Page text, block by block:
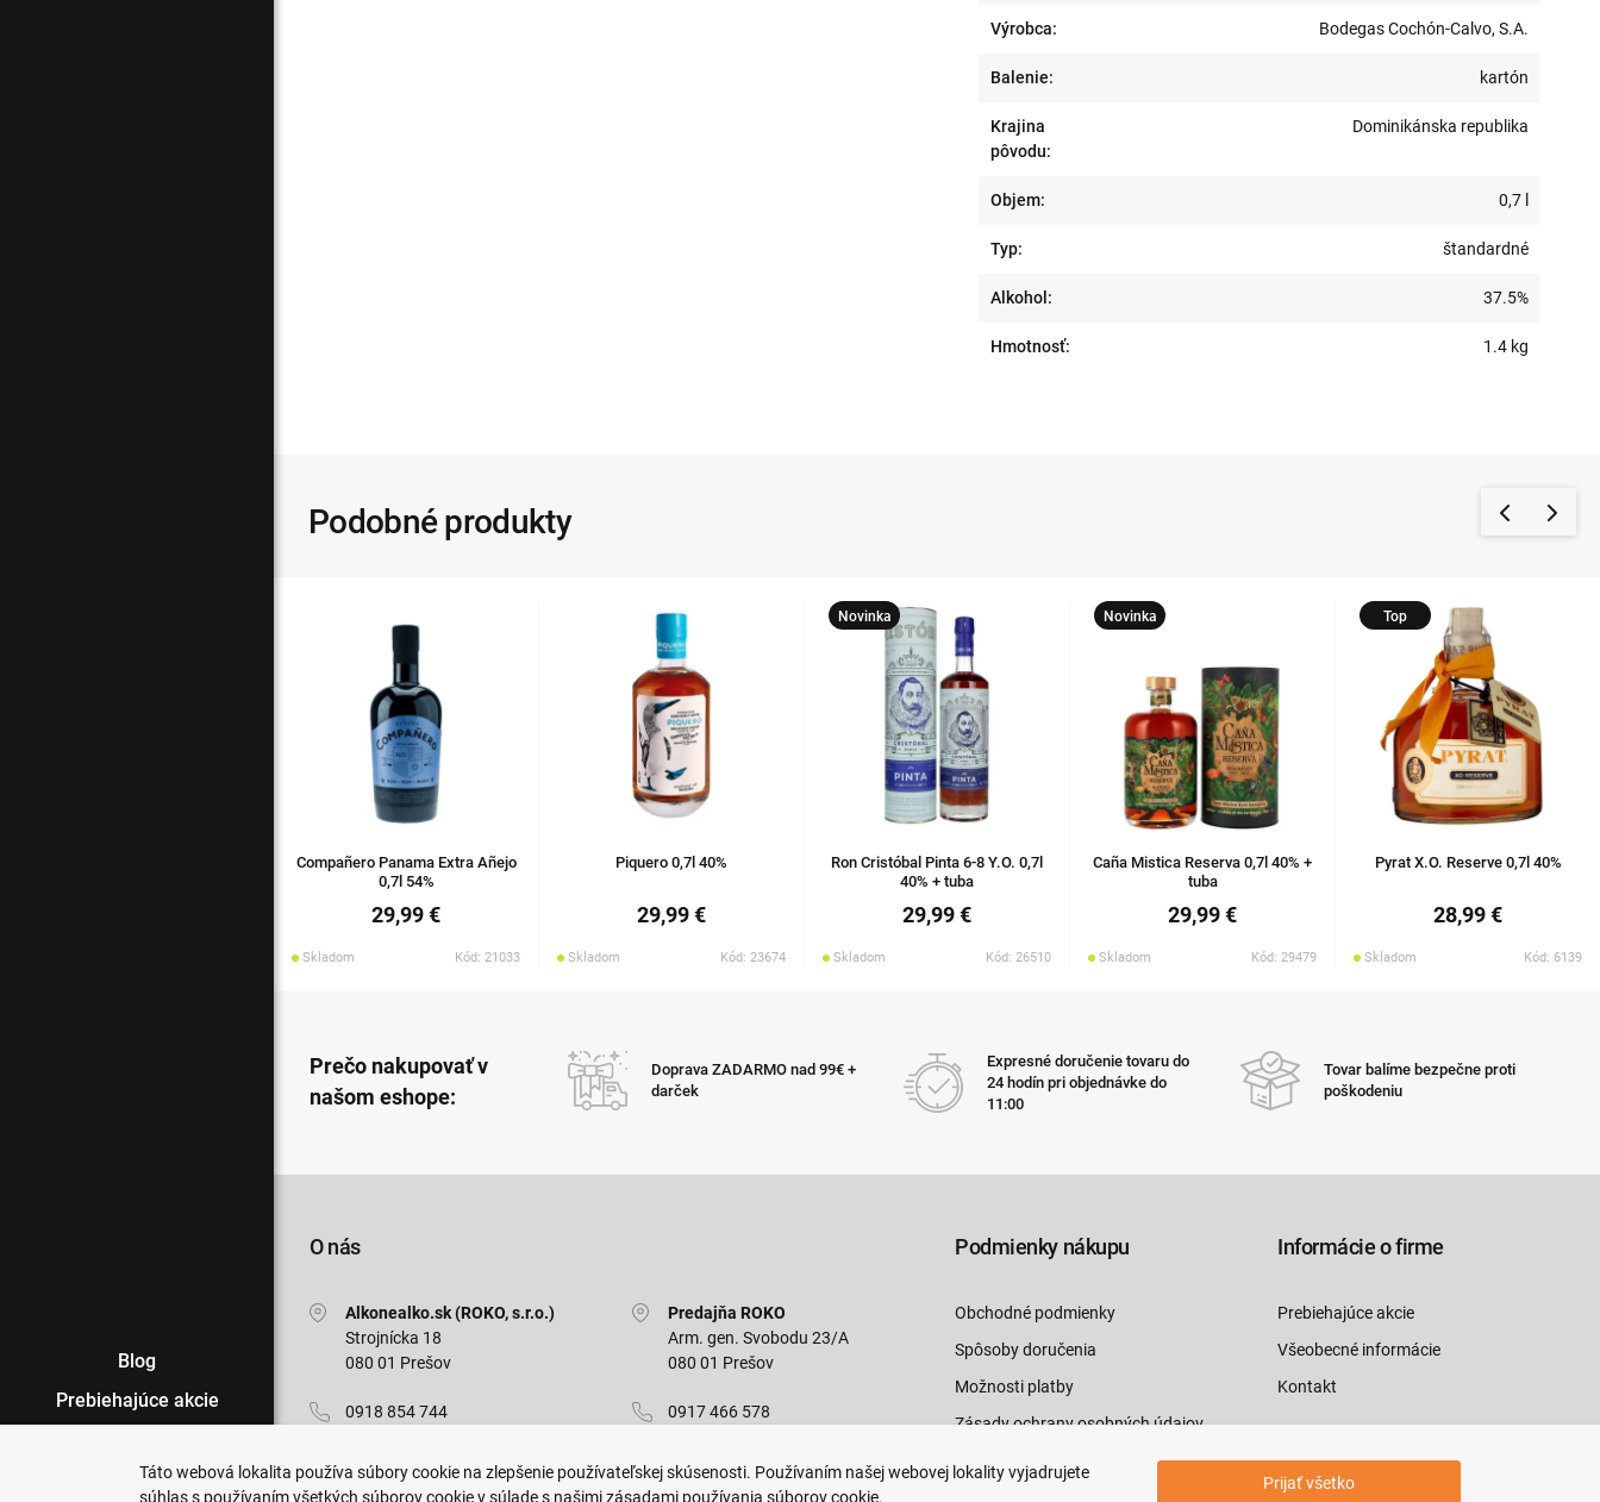
Výrobca: Bodegas Cochón-Calvo, S.A.
Balenie: kartón
Krajina
pôvodu:
Dominikánska republika
Objem: 0,7 l
Typ: štandardné
Alkohol: 37.5%
Hmotnosť: 1.4 kg
Podobné produkty
Compañero Panama Extra Añejo
0,7l 54%
29,99 €
Skladom Kód: 21033
Piquero 0,7l 40%
29,99 €
Skladom Kód: 23674
Novinka
Ron Cristóbal Pinta 6-8 Y.O. 0,7l
40% + tuba
29,99 €
Skladom Kód: 26510
Novinka
Caña Mistica Reserva 0,7l 40% +
tuba
29,99 €
Skladom Kód: 29479
Top
Pyrat X.O. Reserve 0,7l 40%
28,99 €
Skladom Kód: 6139
Prečo nakupovať v
našom eshope:
Doprava ZADARMO nad 99€ +
darček
Expresné doručenie tovaru do
24 hodín pri objednávke do
11:00
Tovar balíme bezpečne proti
poškodeniu
O nás
Alkonealko.sk (ROKO, s.r.o.)
Strojnícka 18
080 01 Prešov
0918 854 744
Predajňa ROKO
Arm. gen. Svobodu 23/A
080 01 Prešov
0917 466 578
Podmienky nákupu
Obchodné podmienky
Spôsoby doručenia
Možnosti platby
Zásady ochrany osobných údajov
Informácie o firme
Prebiehajúce akcie
Všeobecné informácie
Kontakt
Blog
Prebiehajúce akcie
PredajneTáto webová lokalita používa súbory cookie na zlepšenie používateľskej skúsenosti. Používaním našej webovej lokality vyjadrujete
súhlas s používaním všetkých súborov cookie v súlade s našimi zásadami používania súborov cookie.
Prijať všetko